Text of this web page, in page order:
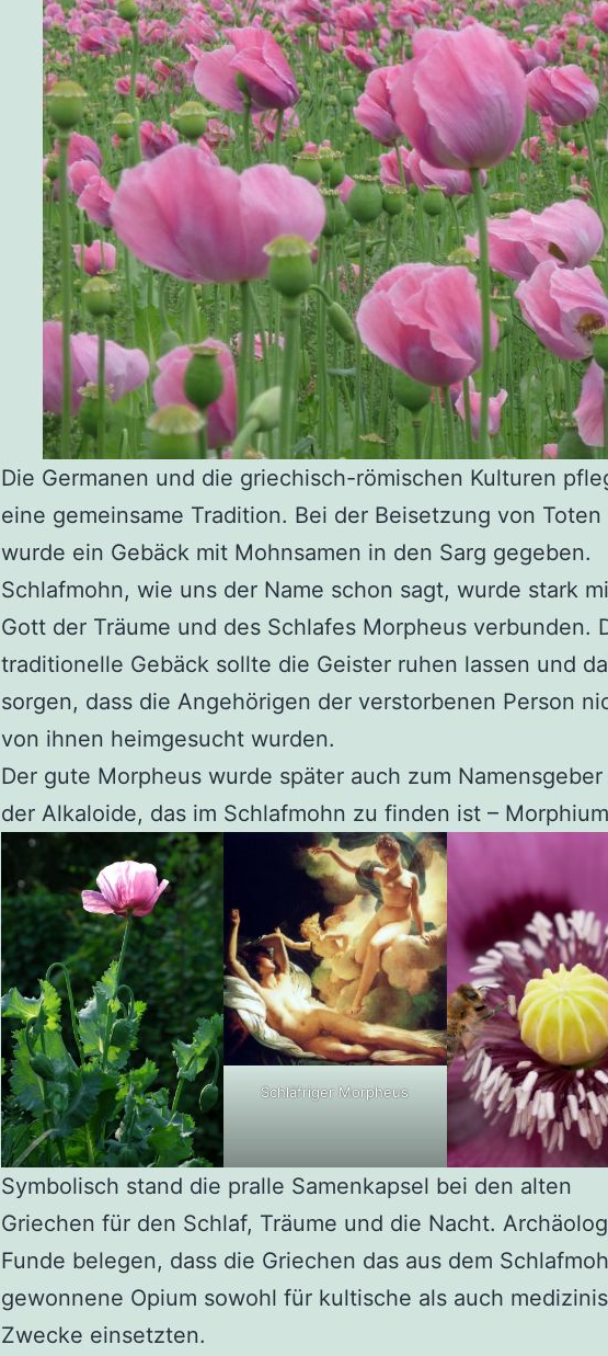
Die Germanen und die griechisch-römischen Kulturen
eine gemeinsame Tradition. Bei der Beisetzung von Toten
wurde ein Gebäck mit Mohnsamen in den Sarg gegeben.
Schlafmohn, wie uns der Name schon sagt, wurde stark
Gott der Träume und des Schlafes Morpheus verbunden.
traditionelle Gebäck sollte die Geister ruhen lassen und
sorgen, dass die Angehörigen der verstorbenen Person
von ihnen heimgesucht wurden.
Der gute Morpheus wurde später auch zum
der Alkaloide, das im Schlafmohn zu finden ist –
Schläfriger Morpheus
Symbolisch stand die pralle Samenkapsel bei den alten
Griechen für den Schlaf, Träume und die Nacht.
Funde belegen, dass die Griechen das aus dem
gewonnene Opium sowohl für kultische als auch
Zwecke einsetzten.